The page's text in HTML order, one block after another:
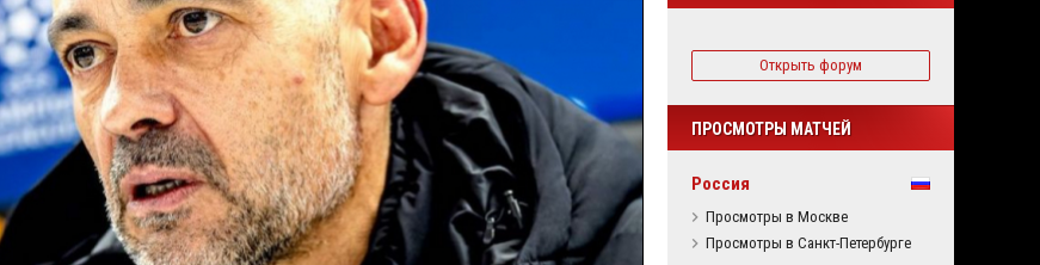
Открыть форум
ПРОСМОТРЫ МАТЧЕЙ
Россия
Просмотры в Москве
Просмотры в Санкт-Петербурге